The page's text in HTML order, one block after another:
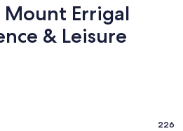
Errigal
& Leisure
226